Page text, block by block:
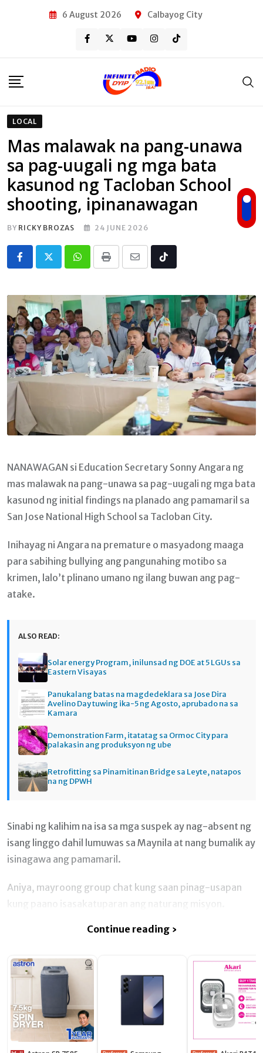
6 August 2026 Calbayog City
LOCAL
Mas malawak na pang-unawa
sa pag-uugali ng mga bata
kasunod ng Tacloban School
shooting, ipinanawagan
BY RICKY BROZAS 24 JUNE 2026
Whatsapp
Print
Share
Email
Tiktok
NANAWAGAN si Education Secretary Sonny Angara ng
mas malawak na pang-unawa sa pag-uugali ng mga bata
kasunod ng initial findings na planado ang pamamaril sa
San Jose National High School sa Tacloban City.
Inihayag ni Angara na premature o masyadong maaga
para sabihing bullying ang pangunahing motibo sa
krimen, lalo’t plinano umano ng ilang buwan ang pag-
atake.
ALSO READ:
Solar energy Program, inilunsad ng DOE at 5 LGUs sa
Eastern Visayas
Panukalang batas na magdedeklara sa Jose Dira
Avelino Day tuwing ika-5 ng Agosto, aprubado na sa
Kamara
Demonstration Farm, itatatag sa Ormoc City para
palakasin ang produksyon ng ube
Retrofitting sa Pinamitinan Bridge sa Leyte, natapos
na ng DPWH
Sinabi ng kalihim na isa sa mga suspek ay nag-absent ng
isang linggo dahil lumuwas sa Maynila at nang bumalik ay
isinagawa ang pamamaril.
Aniya, mayroong group chat kung saan pinag-usapan
Continue reading ›